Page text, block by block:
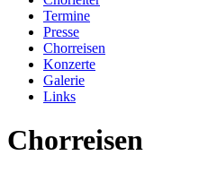
Termine
Presse
Chorreisen
Konzerte
Galerie
Links
Chorreisen